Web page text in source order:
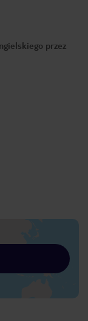
przez